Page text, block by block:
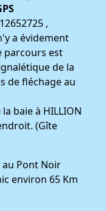
,
a évidement
parcours est
de la
de fléchage au
baie à HILLION
(Gîte
Pont Noir
environ 65 Km